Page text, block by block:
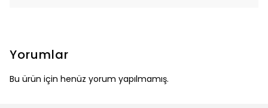
Yorumlar
Bu ürün için henüz yorum yapılmamış.